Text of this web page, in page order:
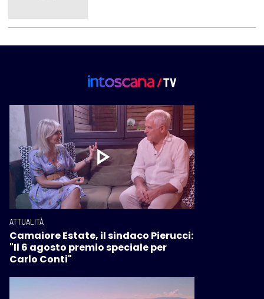
ATTUALITÀ
Camaiore Estate, il sindaco Pierucci:
"Il 6 agosto premio speciale per
Carlo Conti"